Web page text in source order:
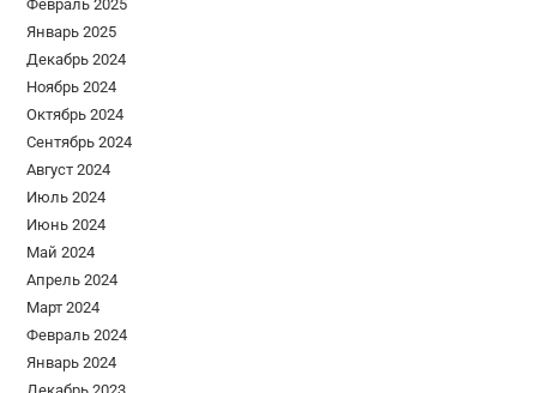
Февраль 2025
Январь 2025
Декабрь 2024
Ноябрь 2024
Октябрь 2024
Сентябрь 2024
Август 2024
Июль 2024
Июнь 2024
Май 2024
Апрель 2024
Март 2024
Февраль 2024
Январь 2024